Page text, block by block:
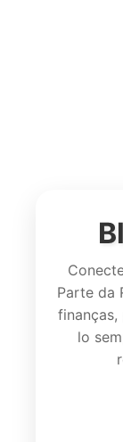
Parte da
lo